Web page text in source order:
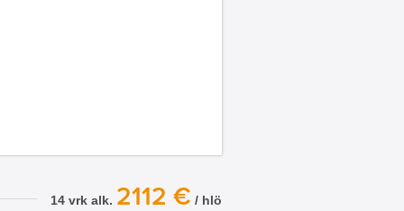
14 vrk alk. 2112 € / hlö